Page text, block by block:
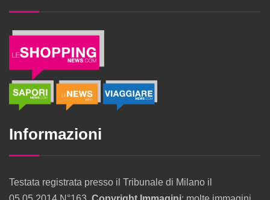
Informazioni
Testata registrata presso il Tribunale di Milano il